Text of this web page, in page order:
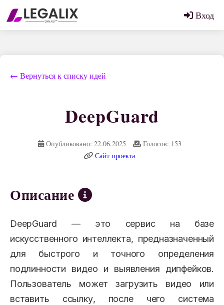
Вход
← Вернуться к списку идей
DeepGuard
Опубликовано: 22.06.2025
Голосов: 153
Сайт проекта
Описание
DeepGuard — это сервис на базе
искусственного интеллекта, предназначенный
для быстрого и точного определения
подлинности видео и выявления дипфейков.
Пользователь может загрузить видео или
вставить ссылку, после чего система